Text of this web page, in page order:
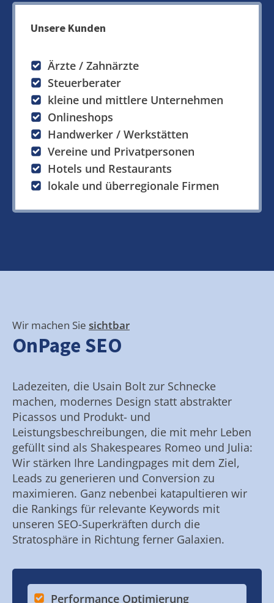
Unsere Kunden
Ärzte / Zahnärzte
Steuerberater
kleine und mittlere Unternehmen
Onlineshops
Handwerker / Werkstätten
Vereine und Privatpersonen
Hotels und Restaurants
lokale und überregionale Firmen
Wir machen Sie sichtbar
OnPage SEO
Ladezeiten, die Usain Bolt zur Schnecke
machen, modernes Design statt abstrakter
Picassos und Produkt- und
Leistungsbeschreibungen, die mit mehr Leben
gefüllt sind als Shakespeares Romeo und Julia:
Wir stärken Ihre Landingpages mit dem Ziel,
Leads zu generieren und Conversion zu
maximieren. Ganz nebenbei katapultieren wir
die Rankings für relevante Keywords mit
unseren SEO-Superkräften durch die
Stratosphäre in Richtung ferner Galaxien.
Performance Optimierung